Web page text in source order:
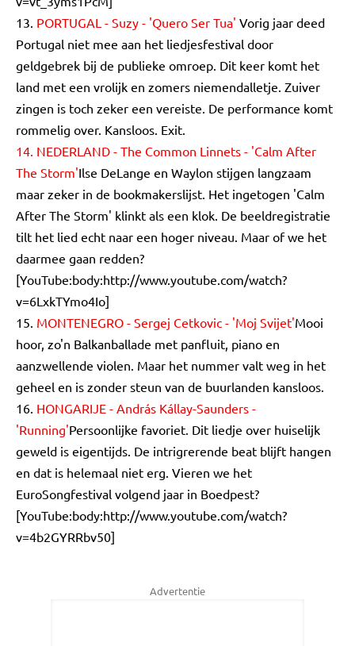
13. PORTUGAL - Suzy - 'Quero Ser Tua' Vorig jaar deed
Portugal niet mee aan het liedjesfestival door
geldgebrek bij de publieke omroep. Dit keer komt het
land met een vrolijk en zomers niemendalletje. Zuiver
zingen is toch zeker een vereiste. De performance komt
rommelig over. Kansloos. Exit.
14. NEDERLAND - The Common Linnets - 'Calm After
The Storm'Ilse DeLange en Waylon stijgen langzaam
maar zeker in de bookmakerslijst. Het ingetogen 'Calm
After The Storm' klinkt als een klok. De beeldregistratie
tilt het lied echt naar een hoger niveau. Maar of we het
daarmee gaan redden?
[YouTube:body:http://www.youtube.com/watch?
v=6LxkTYmo4Io]
15. MONTENEGRO - Sergej Cetkovic - 'Moj Svijet'Mooi
hoor, zo'n Balkanballade met panfluit, piano en
aanzwellende violen. Maar het nummer valt weg in het
geheel en is zonder steun van de buurlanden kansloos.
16. HONGARIJE - András Kállay-Saunders -
'Running'Persoonlijke favoriet. Dit liedje over huiselijk
geweld is eigentijds. De intrigrerende beat blijft hangen
en dat is helemaal niet erg. Vieren we het
EuroSongfestival volgend jaar in Boedpest?
[YouTube:body:http://www.youtube.com/watch?
v=4b2GYRRbv50]
Advertentie